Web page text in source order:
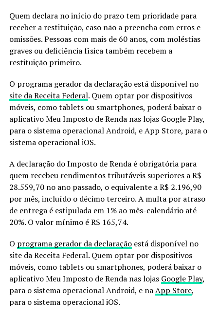
Quem declara no início do prazo tem prioridade para
receber a restituição, caso não a preencha com erros e
omissões. Pessoas com mais de 60 anos, com moléstias
graves ou deficiência física também recebem a
restituição primeiro.
O programa gerador da declaração está disponível no
site da Receita Federal. Quem optar por dispositivos
móveis, como tablets ou smartphones, poderá baixar o
aplicativo Meu Imposto de Renda nas lojas Google Play,
para o sistema operacional Android, e App Store, para o
sistema operacional iOS.
A declaração do Imposto de Renda é obrigatória para
quem recebeu rendimentos tributáveis superiores a R$
28.559,70 no ano passado, o equivalente a R$ 2.196,90
por mês, incluído o décimo terceiro. A multa por atraso
de entrega é estipulada em 1% ao mês-calendário até
20%. O valor mínimo é R$ 165,74.
O programa gerador da declaraçãoestá disponível no
site da Receita Federal. Quem optar por dispositivos
móveis, como tablets ou smartphones, poderá baixar o
aplicativo Meu Imposto de Renda nas lojas Google Play,
para o sistema operacional Android, e naApp Store,
para o sistema operacional iOS.